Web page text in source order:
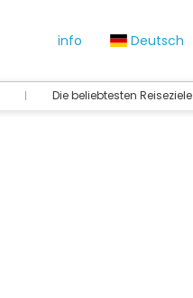
info Deutsch
Die beliebtesten Reiseziele